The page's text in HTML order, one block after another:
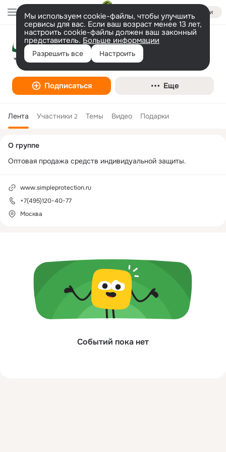
Войти
Мы используем cookie-файлы, чтобы улучшить
сервисы для вас. Если ваш возраст менее 13 лет,
настроить cookie-файлы должен ваш законный
представитель. Больше информации
Разрешить все Настроить
SIMPLE PROTECTION
Подписаться Еще
Лента Участники 2 Темы Видео Подарки
Событий пока нет
колонка
О группе
Оптовая продажа средств индивидуальной защиты.
www.simpleprotection.ru
+7(495)120-40-77
Москва